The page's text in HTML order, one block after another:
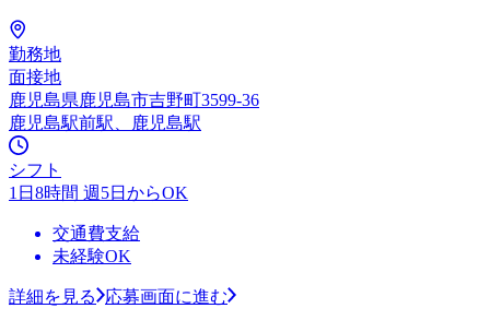
勤務地
面接地
鹿児島県鹿児島市吉野町3599-36
鹿児島駅前駅、鹿児島駅
シフト
1日8時間 週5日からOK
交通費支給
未経験OK
詳細を見る 応募画面に進む